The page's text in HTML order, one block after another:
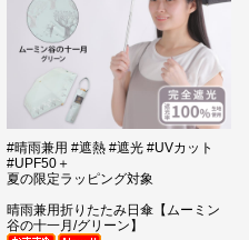
#晴雨兼用 #遮熱 #遮光 #UVカット
#UPF50＋
夏の限定ラッピング対象
晴雨兼用折りたたみ日傘【ムーミン
谷の十一月/グリーン】